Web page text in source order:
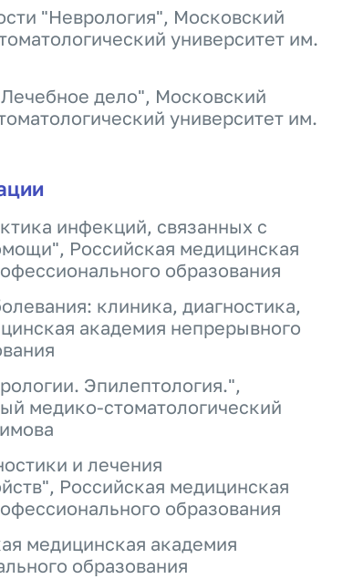
"Неврология", Московский
университет им.
дело", Московский
университет им.
инфекций, связанных с
Российская медицинская
образования
клиника, диагностика,
академия непрерывного
Эпилептология.",
медико-стоматологический
и лечения
Российская медицинская
образования
медицинская академия
образования